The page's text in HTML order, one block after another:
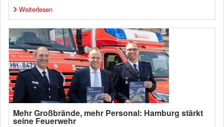
Weiterlesen
Mehr Großbrände, mehr Personal: Hamburg stärkt
seine Feuerwehr